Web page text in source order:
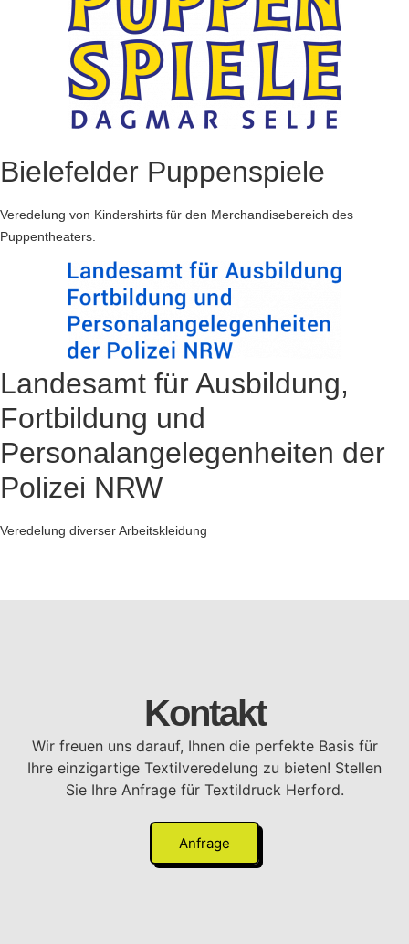
Bielefelder Puppenspiele
Veredelung von Kindershirts für den Merchandisebereich des
Puppentheaters.
Landesamt für Ausbildung,
Fortbildung und
Personalangelegenheiten der
Polizei NRW
Veredelung diverser Arbeitskleidung
Kontakt
Wir freuen uns darauf, Ihnen die perfekte Basis für
Ihre einzigartige Textilveredelung zu bieten! Stellen
Sie Ihre Anfrage für Textildruck Herford.
Anfrage